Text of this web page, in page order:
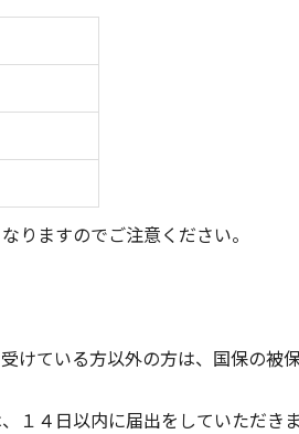
ますのでご注意ください。
けている方以外の方は、国保の被
１４日以内に届出をしていただき